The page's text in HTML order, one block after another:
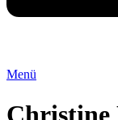
Menü
Christine